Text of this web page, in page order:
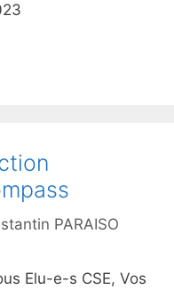
PARAISO
Elu-e-s CSE, Vos